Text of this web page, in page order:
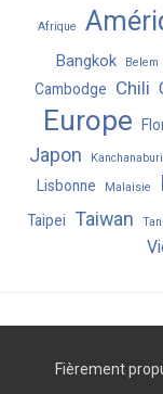
Afrique
Bangkok Belem
Cambodge Chili
Europe
Japon
Kanchanaburi
Lisbonne Malaisie
Taipei
Taiwan
Fièrement